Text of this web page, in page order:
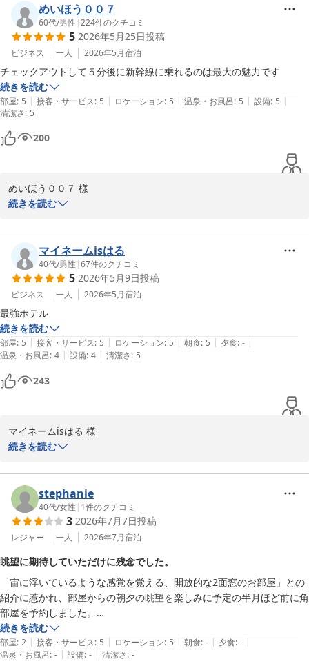
以上ない喜びでございます。これからもいつでも安心して寛げる最
高の場所であり続けられるよう、スタッフ一同精進してまいりま
す。またのご来館をお待ちしております。
ホテルメトロポリタン丸の内
2026-06-03
めいほう００７
60代/男性 |224件のクチコミ
5 2026年5月25日投稿
ビジネス 一人 2026年5月宿泊
チェックアウトして５分後に新幹線に乗れるのは最大の魅力です
続きを読む
部屋: 5 | 接客・サービス: 5 | ロケーション: 5 | 温泉・お風呂: 5 | 設備: 5 |
清潔さ: 5
200
めいほう００７ 様
ご利用いただきましてありがとうございます。またコメントをお寄
大の魅力と感じていただけて大変嬉しく存じます。またのご利用を
心よりお待ち申し上げます。
ホテルメトロポリタン丸の内
2026-06-03
続きを読む
マイネームisはる
40代/男性 |67件のクチコミ
5 2026年5月9日投稿
ビジネス 一人 2026年5月宿泊
最強ホテル
続きを読む
部屋: 5 | 接客・サービス: 5 | ロケーション: 5 | 朝食: 5 | 夕食: - |
温泉・お風呂: 4 | 設備: 4 | 清潔さ: 5
243
マイネームisはる 様
この度もご利用いただきまして誠にありがとうございます。最強ホ
もご期待にそえるサービスがご提供できるようスタッフ一同精進し
てまいります。またのお越しを心よりお待ち申し上げます。
ホテルメトロポリタン丸の内
2026-05-16
続きを読む
stephanie
40代/女性 | 1件のクチコミ
3 2026年7月7日投稿
レジャー 一人 2026年7月宿泊
眺望に期待していただけに残念でした。
「宙に浮いているような感覚を覚える、開放的な2面窓のお部屋」との
紹介に惹かれ、部屋からの朝夕の眺望を楽しみに予定の半月ほど前に角
部屋を予約しました。
ところが、部屋に入ってすぐ目の前の1面は工事中のビルで完全に覆わ
れており、期待が高かっただけに正直がっかりした気持ちになりまし
た。
続きを読む
部屋: 2 | 接客・サービス: 5 | ロケーション: 5 | 朝食: - | 夕食: - |
温泉・お風呂: - | 設備: - | 清潔さ: -